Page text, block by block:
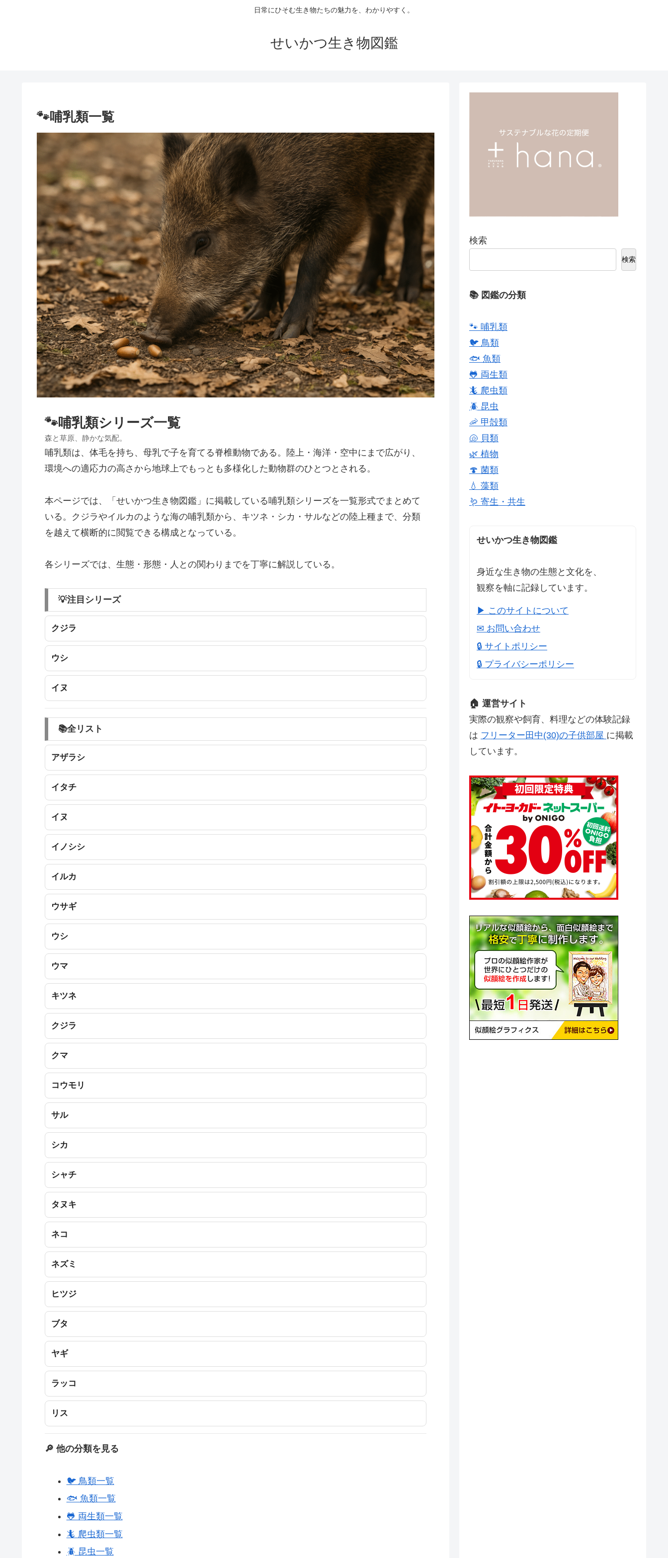
日常にひそむ生き物たちの魅力を、わかりやすく。
せいかつ生き物図鑑
🐾哺乳類一覧
🐾哺乳類シリーズ一覧
森と草原、静かな気配。
哺乳類は、体毛を持ち、母乳で子を育てる脊椎動物である。陸上・海洋・空中にまで広がり、
環境への適応力の高さから地球上でもっとも多様化した動物群のひとつとされる。
本ページでは、「せいかつ生き物図鑑」に掲載している哺乳類シリーズを一覧形式でまとめて
いる。クジラやイルカのような海の哺乳類から、キツネ・シカ・サルなどの陸上種まで、分類
を越えて横断的に閲覧できる構成となっている。
各シリーズでは、生態・形態・人との関わりまでを丁寧に解説している。
💡注目シリーズ
クジラ
ウシ
イヌ
📚全リスト
アザラシ
イタチ
イヌ
イノシシ
イルカ
ウサギ
ウシ
ウマ
キツネ
クジラ
クマ
コウモリ
サル
シカ
シャチ
タヌキ
ネコ
ネズミ
ヒツジ
ブタ
ヤギ
ラッコ
リス
🔎 他の分類を見る
🐦 鳥類一覧
🐟 魚類一覧
🐸 両生類一覧
🦎 爬虫類一覧
🪲 昆虫一覧
検索
検索
📚 図鑑の分類
🐾 哺乳類
🐦 鳥類
🐟 魚類
🐸 両生類
🦎 爬虫類
🪲 昆虫
🦐 甲殻類
🐚 貝類
🌿 植物
🍄 菌類
💧 藻類
🪱 寄生・共生
せいかつ生き物図鑑
身近な生き物の生態と文化を、
観察を軸に記録しています。
▶ このサイトについて
✉ お問い合わせ
🔒 サイトポリシー
🔒 プライバシーポリシー
🏠 運営サイト
実際の観察や飼育、料理などの体験記録
は フリーター田中(30)の子供部屋 に掲載
しています。